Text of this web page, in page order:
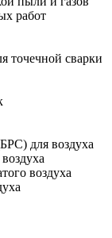
работ
точечной сварки
для воздуха
воздуха